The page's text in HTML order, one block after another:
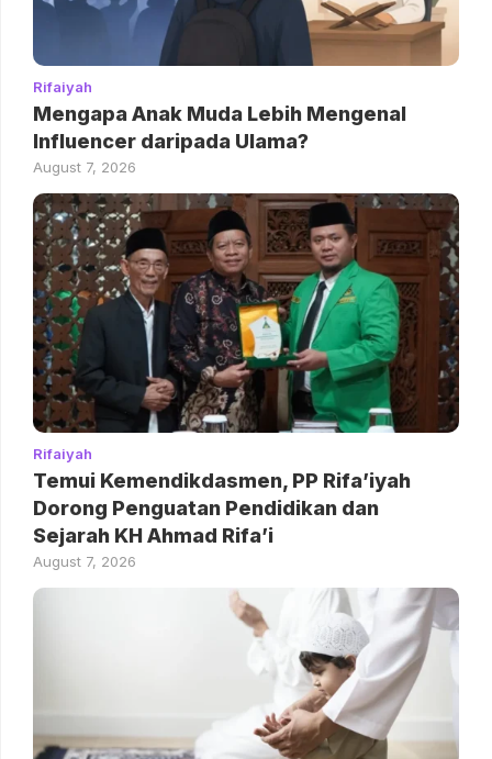
Rifaiyah
Mengapa Anak Muda Lebih Mengenal
Influencer daripada Ulama?
August 7, 2026
Rifaiyah
Temui Kemendikdasmen, PP Rifa’iyah
Dorong Penguatan Pendidikan dan
Sejarah KH Ahmad Rifa’i
August 7, 2026